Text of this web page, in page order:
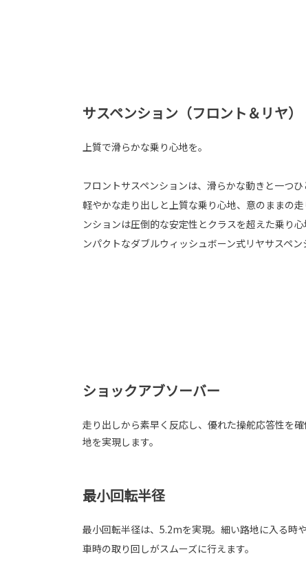
サスペンション（フロント＆リヤ）
上質で滑らかな乗り心地を。
フロントサスペンションは、滑らかな動きと一つひ
軽やかな走り出しと上質な乗り心地、意のままの
ンションは圧倒的な安定性とクラスを超えた乗り
ンパクトなダブルウィッシュボーン式リヤサスペン
ショックアブソーバー
走り出しから素早く反応し、優れた操舵応答性を
地を実現します。
最小回転半径
最小回転半径は、5.2mを実現。細い路地に入る時
車時の取り回しがスムーズに行えます。